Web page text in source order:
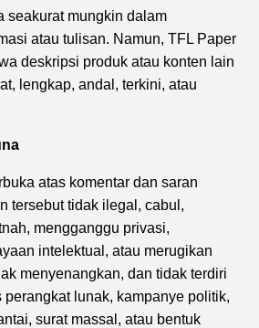
seakurat mungkin dalam
atau tulisan. Namun, TFL Paper
deskripsi produk atau konten lain
lengkap, andal, terkini, atau
atas komentar dan saran
tersebut tidak ilegal, cabul,
mengganggu privasi,
intelektual, atau merugikan
menyenangkan, dan tidak terdiri
lunak, kampanye politik,
surat massal, atau bentuk